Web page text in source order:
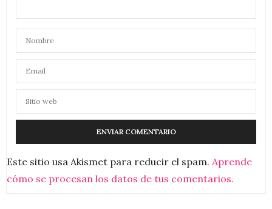
Este sitio usa Akismet para reducir el spam. Aprende
cómo se procesan los datos de tus comentarios.